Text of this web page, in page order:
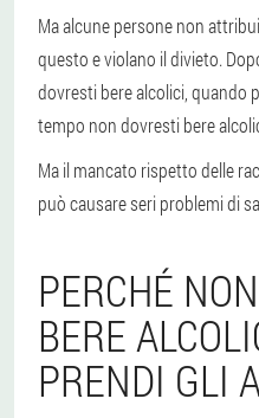
Ma alcune persone non
questo e violano il divieto.
dovresti bere alcolici, quando
tempo non dovresti bere
Ma il mancato rispetto delle
può causare seri problemi di
PERCHÉ
BERE
PRENDI GLI